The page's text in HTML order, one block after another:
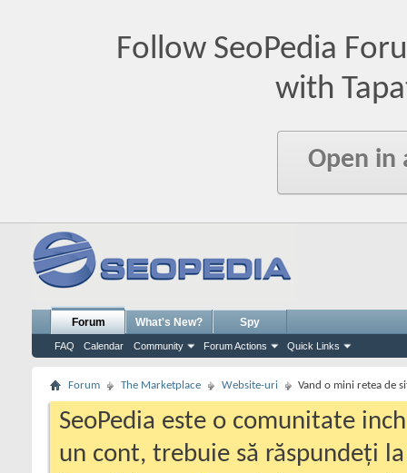
Follow SeoPedia
with
Open in
Forum
FAQ Calendar Community Forum Actions Quick Links
What's New? Spy
Forum The Marketplace Website-uri Vand o mini retea de
SeoPedia este o comunitate
un cont, trebuie să răspundeți